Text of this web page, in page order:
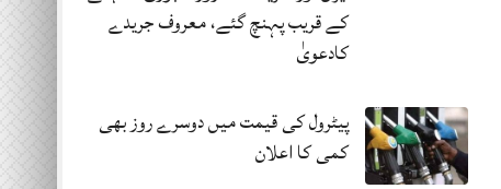
کے قریب پہنچ گئے، معروف جریدے
کادعویٰ
پیٹرول کی قیمت میں دوسرے روز بھی
کمی کا اعلان